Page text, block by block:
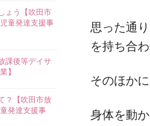
思った通
を持ち合
そのほか
身体を動
ょう【吹田市
童発達支援事
課後等デイサ
】
？【吹田市放
発達支援事